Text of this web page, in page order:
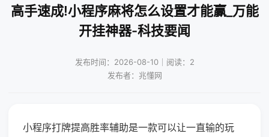
高手速成!小程序麻将怎么设置才能赢_万能
开挂神器-科技要闻
发布时间：2026-08-10｜阅读：2
发布者：兆懂网
小程序打牌提高胜率辅助是一款可以让一直输的玩